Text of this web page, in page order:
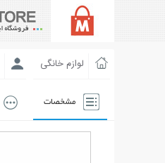
لوازم خانگی
مشخصات